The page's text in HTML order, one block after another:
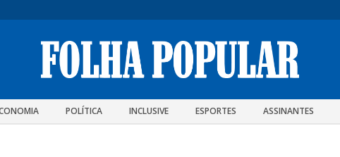
POLÍTICA INCLUSIVE ESPORTES ASSINANTES